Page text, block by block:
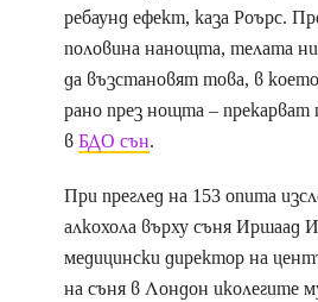
ребаунд ефект, каза Роърс.
половина нанощта, телата
да възстановят това, в което
рано през нощта – прекарват
вБДО сън.
При преглед на 153 опита
алкохола върху съня Иршаад
медицински директор на
на съня в Лондон иколегите